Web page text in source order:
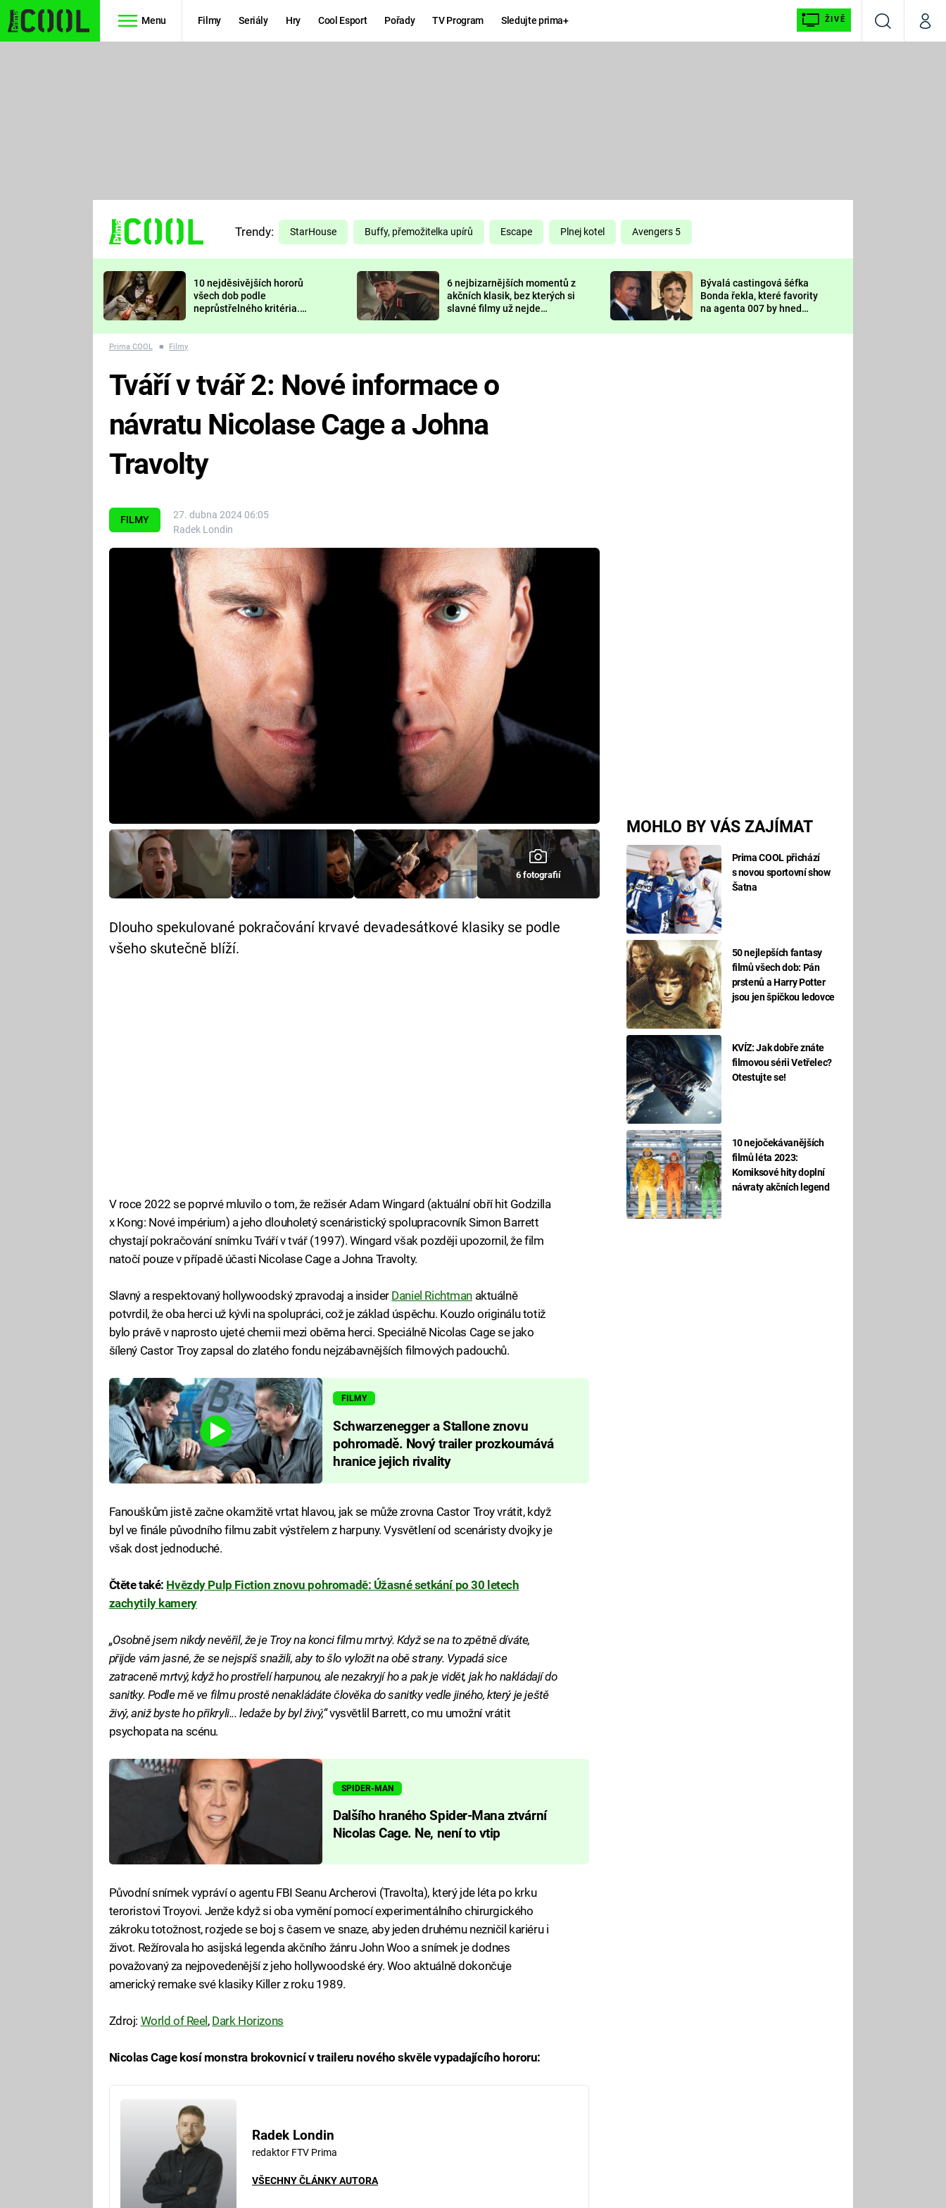
Menu Filmy Seriály Hry Cool Esport Pořady TV Program Sledujte prima+ ŽIVĚ
VyhledáváníMůj
TŘESKU
FUTURAMA
PREDÁTOR
DELIVERANCE
KOMEDIE
CHUCK
NORRIS
DEADPOOL
Prima LAJK
Sledujte nás
Trendy: StarHouse Buffy, přemožitelka upírů Escape Plnej kotel Avengers 5
10 nejděsivějších hororů
všech dob podle
neprůstřelného kritéria.
nejvíc zvednou tep?
6 nejbizarnějších momentů z
akčních klasik, bez kterých si
slavné filmy už nejde
Bývalá castingová šéfka
Bonda řekla, které favority
na agenta 007 by hned
Prima COOL ■ Filmy
FILMY
27. dubna 2024 06:05
Radek Londin
MOHLO BY VÁS ZAJÍMAT
Prima COOL přichází
s novou sportovní show
Šatna
50 nejlepších fantasy
filmů všech dob: Pán
prstenů a Harry Potter
jsou jen špičkou ledovce
KVÍZ: Jak dobře znáte
filmovou sérii Vetřelec?
Otestujte se!
10 nejočekávanějších
filmů léta 2023:
Komiksové hity doplní
návraty akčních legend
Tváří v tvář 2: Nové informace o
návratu Nicolase Cage a Johna
Travolty
6 fotografií
Dlouho spekulované pokračování krvavé devadesátkové klasiky se podle
všeho skutečně blíží.
V roce 2022 se poprvé mluvilo o tom, že režisér Adam Wingard (aktuální obří hit Godzilla
x Kong: Nové impérium) a jeho dlouholetý scenáristický spolupracovník Simon Barrett
chystají pokračování snímku Tváří v tvář (1997). Wingard však později upozornil, že film
natočí pouze v případě účasti Nicolase Cage a Johna Travolty.
Slavný a respektovaný hollywoodský zpravodaj a insider Daniel Richtmanaktuálně
potvrdil, že oba herci už kývli na spolupráci, což je základ úspěchu. Kouzlo originálu totiž
bylo právě v naprosto ujeté chemii mezi oběma herci. Speciálně Nicolas Cage se jako
šílený Castor Troy zapsal do zlatého fondu nejzábavnějších filmových padouchů.
FILMY
Schwarzenegger a Stallone znovu
pohromadě. Nový trailer prozkoumává
hranice jejich rivality
Fanouškům jistě začne okamžitě vrtat hlavou, jak se může zrovna Castor Troy vrátit, když
byl ve finále původního filmu zabit výstřelem z harpuny. Vysvětlení od scenáristy dvojky je
však dost jednoduché.
Čtěte také: Hvězdy Pulp Fiction znovu pohromadě: Úžasné setkání po 30 letech
zachytily kamery
„Osobně jsem nikdy nevěřil, že je Troy na konci filmu mrtvý. Když se na to zpětně díváte,
přijde vám jasné, že se nejspíš snažili, aby to šlo vyložit na obě strany. Vypadá sice
zatraceně mrtvý, když ho prostřelí harpunou, ale nezakryjí ho a pak je vidět, jak ho nakládají do
sanitky. Podle mě ve filmu prostě nenakládáte člověka do sanitky vedle jiného, který je ještě
živý, aniž byste ho přikryli... ledaže by byl živý,“vysvětlil Barrett, co mu umožní vrátit
psychopata na scénu.
SPIDER-MAN
Dalšího hraného Spider-Mana ztvární
Nicolas Cage. Ne, není to vtip
Původní snímek vypráví o agentu FBI Seanu Archerovi (Travolta), který jde léta po krku
teroristovi Troyovi. Jenže když si oba vymění pomocí experimentálního chirurgického
zákroku totožnost, rozjede se boj s časem ve snaze, aby jeden druhému nezničil kariéru i
život. Režírovala ho asijská legenda akčního žánru John Woo a snímek je dodnes
považovaný za nejpovedenější z jeho hollywoodské éry. Woo aktuálně dokončuje
americký remake své klasiky Killer z roku 1989.
Zdroj: World of Reel, Dark Horizons
Nicolas Cage kosí monstra brokovnicí v traileru nového skvěle vypadajícího hororu:
Radek Londin
redaktor FTV Prima
VŠECHNY ČLÁNKY AUTORA